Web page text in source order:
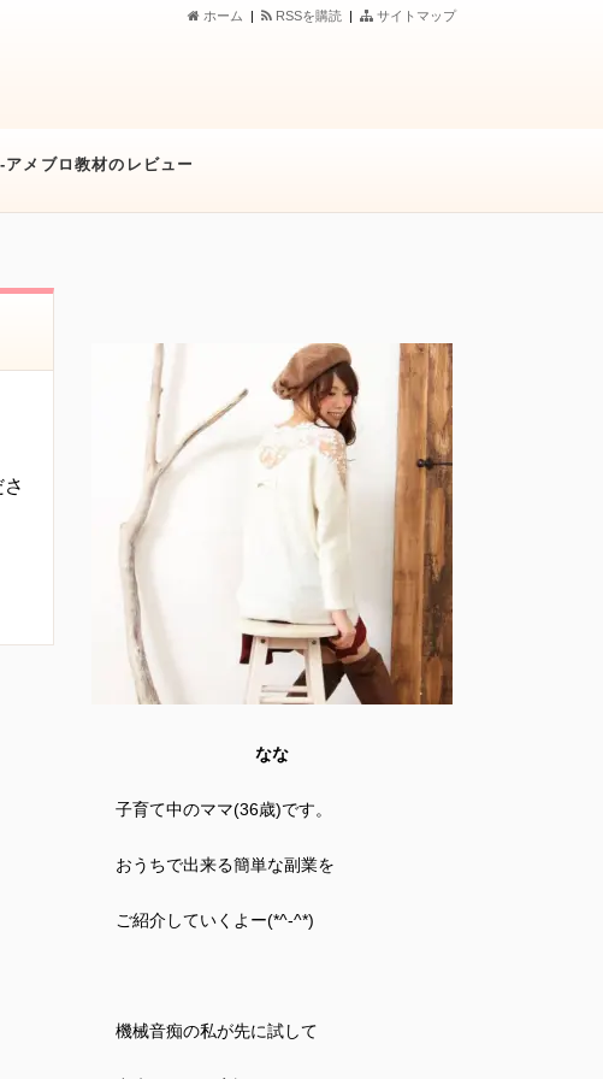
サイトマップ
RSSを購読 |
ホーム |
メブロ教材のレビュー
なな
子育て中のママ(36歳)です。
おうちで出来る簡単な副業を
ご紹介していくよー(*^-^*)
機械音痴の私が先に試して